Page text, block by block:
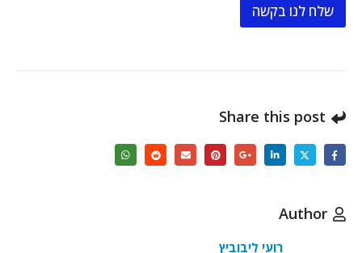
שלח לנו בקשה
Share this post
Author
רועי ליבוביץ